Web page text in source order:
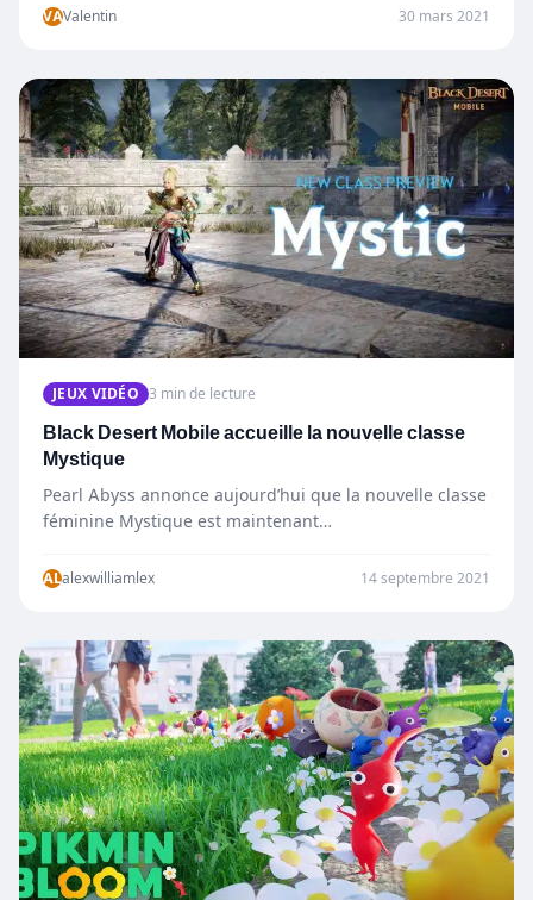
VAValentin 30 mars 2021
JEUX VIDÉO 3 min de lecture
Black Desert Mobile accueille la nouvelle classe
Mystique
Pearl Abyss annonce aujourd’hui que la nouvelle classe
féminine Mystique est maintenant
peuvent également se…
ALalexwilliamlex 14 septembre 2021